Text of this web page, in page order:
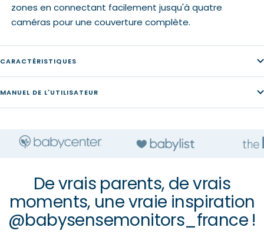
zones en connectant facilement jusqu'à quatre
caméras pour une couverture complète.
CARACTÉRISTIQUES
MANUEL DE L'UTILISATEUR
De vrais parents, de vrais
moments, une vraie inspiration
@babysensemonitors_france !